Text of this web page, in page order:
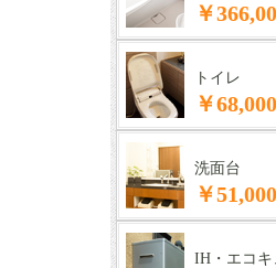
￥
トイレ
￥
洗面台
￥
IH・エコキ